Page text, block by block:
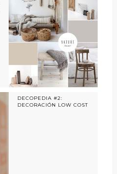
DECOPEDIA #2:
DECORACIÓN LOW COST